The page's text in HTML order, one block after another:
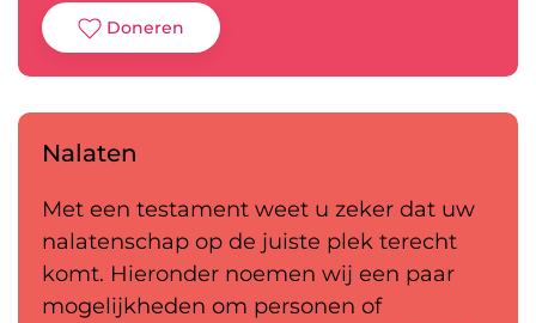
Doneren
Nalaten
Met een testament weet u zeker dat uw
nalatenschap op de juiste plek terecht
komt. Hieronder noemen wij een paar
mogelijkheden om personen of